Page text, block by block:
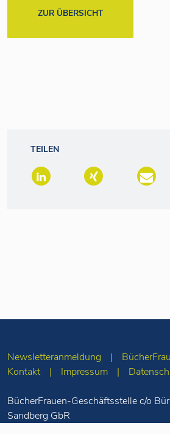
ZUR ÜBERSICHT
TEILEN
Newsletteranmeldung
Kontakt
Impressum
BücherFrauen-Geschäftsstelle c/o
Sandberg GbR